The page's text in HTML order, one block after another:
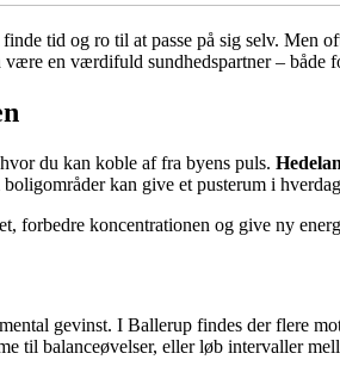
tid og ro til at passe på sig selv. Men
en værdifuld sundhedspartner –
du kan koble af fra byens puls.
kan give et pusterum i
forbedre koncentrationen og give ny
gevinst. I Ballerup findes der flere
til balanceøvelser, eller løb intervaller